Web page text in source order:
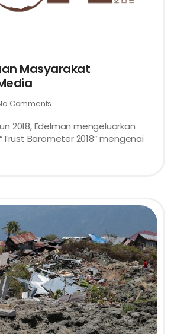
Masyarakat
Comments
2018, Edelman mengeluarkan
Barometer 2018” mengenai